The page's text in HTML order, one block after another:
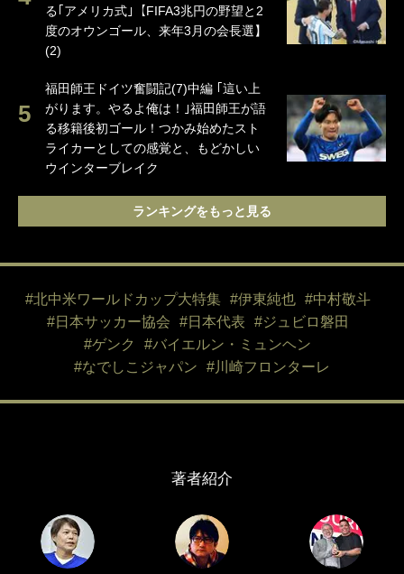
る｢アメリカ式｣【FIFA3兆円の野望と2
度のオウンゴール、来年3月の会長選】
(2)
福田師王ドイツ奮闘記(7)中編 ｢這い上
がります。やるよ俺は！｣福田師王が語
る移籍後初ゴール！つかみ始めたスト
ライカーとしての感覚と、もどかしい
ウインターブレイク
ランキングをもっと見る
#北中米ワールドカップ大特集 #伊東純也
#中村敬斗
#日本サッカー協会
#日本代表
#ジュビロ磐田
#ゲンク
#バイエルン・ミュンヘン
#なでしこジャパン
#川崎フロンターレ
著者紹介